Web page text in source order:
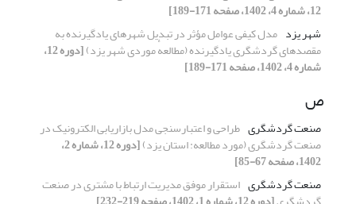
12، شماره 4، 1402، صفحه 171-189]
شهر یزد مدل کیفی عوامل مؤثر در تبدیل شهرهای یادگیرنده به
مقصدهای گردشگری یادگیرنده (مطالعهٔ موردی شهر یزد) [دوره 12،
شماره 4، 1402، صفحه 171-189]
ص
صنعت گردشگری طراحی و اعتبارسنجی مدل بازاریابی الکترونیک در
صنعت گردشگری (مورد مطالعه: استان یزد) [دوره 12، شماره 2،
1402، صفحه 67-85]
صنعت گردشگری استقرار موفق مدیریت ارتباط با مشتری در صنعت